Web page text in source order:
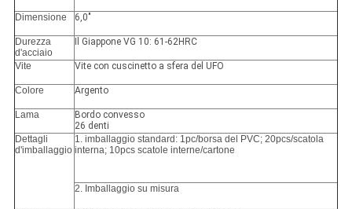
Dimensione 6,0"
Durezza
d'acciaio
Il Giappone VG 10: 61-62HRC
Vite Vite con cuscinetto a sfera del UFO
Colore Argento
Lama
Bordo convesso
26 denti
Dettagli
d'imballaggio
1. imballaggio standard: 1pc/borsa del PVC; 20pcs/scatola
interna; 10pcs scatole interne/cartone
2. Imballaggio su misura